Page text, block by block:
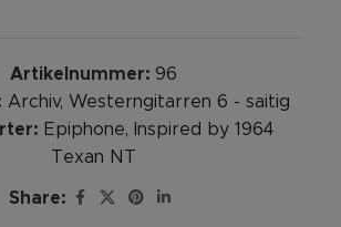
Artikelnummer: 96
Archiv, Westerngitarren 6 - saitig
Epiphone, Inspired by 1964
Texan NT
Share: